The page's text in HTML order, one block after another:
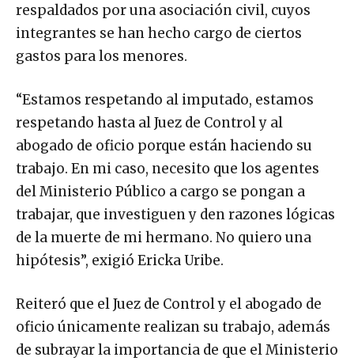
respaldados por una asociación civil, cuyos
integrantes se han hecho cargo de ciertos
gastos para los menores.
“Estamos respetando al imputado, estamos
respetando hasta al Juez de Control y al
abogado de oficio porque están haciendo su
trabajo. En mi caso, necesito que los agentes
del Ministerio Público a cargo se pongan a
trabajar, que investiguen y den razones lógicas
de la muerte de mi hermano. No quiero una
hipótesis”, exigió Ericka Uribe.
Reiteró que el Juez de Control y el abogado de
oficio únicamente realizan su trabajo, además
de subrayar la importancia de que el Ministerio